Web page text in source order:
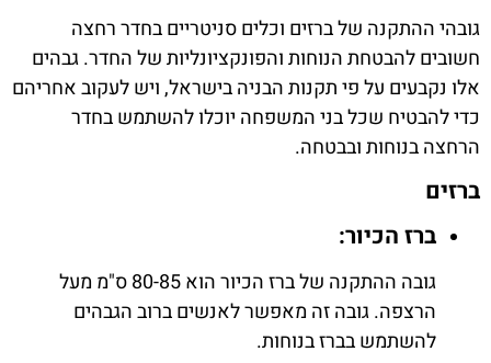
גובהי ההתקנה של ברזים וכלים סניטריים בחדר רחצה
חשובים להבטחת הנוחות והפונקציונליות של החדר. גבהים
אלו נקבעים על פי תקנות הבניה בישראל, ויש לעקוב אחריהם
כדי להבטיח שכל בני המשפחה יוכלו להשתמש בחדר
הרחצה בנוחות ובבטחה.
ברזים
ברז הכיור:
גובה ההתקנה של ברז הכיור הוא 80-85 ס"מ מעל
הרצפה. גובה זה מאפשר לאנשים ברוב הגבהים
להשתמש בברז בנוחות.